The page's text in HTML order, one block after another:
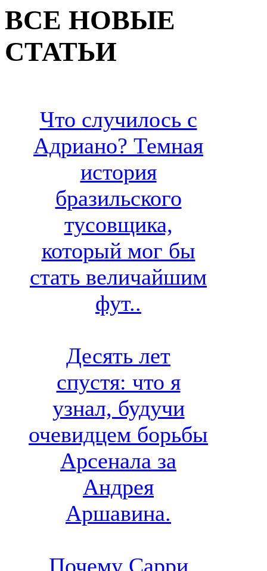
ВСЕ НОВЫЕ
СТАТЬИ
Что случилось с
Адриано? Темная
история
бразильского
тусовщика,
который мог бы
стать величайшим
фут..
Десять лет
спустя: что я
узнал, будучи
очевидцем борьбы
Арсенала за
Андрея
Аршавина.
Почему Сарри